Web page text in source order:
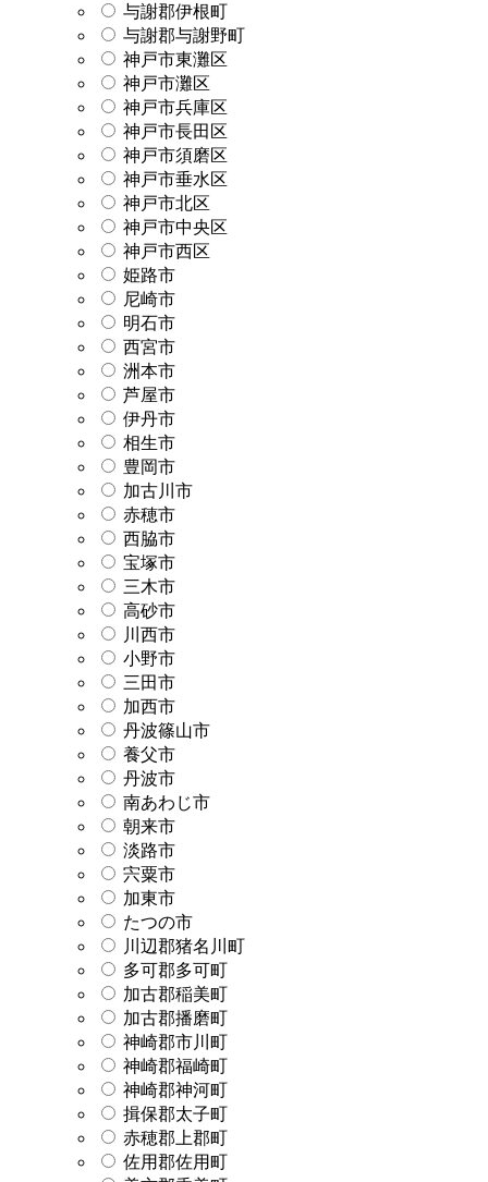
与謝郡伊根町
与謝郡与謝野町
神戸市東灘区
神戸市灘区
神戸市兵庫区
神戸市長田区
神戸市須磨区
神戸市垂水区
神戸市北区
神戸市中央区
神戸市西区
姫路市
尼崎市
明石市
西宮市
洲本市
芦屋市
伊丹市
相生市
豊岡市
加古川市
赤穂市
西脇市
宝塚市
三木市
高砂市
川西市
小野市
三田市
加西市
丹波篠山市
養父市
丹波市
南あわじ市
朝来市
淡路市
宍粟市
加東市
たつの市
川辺郡猪名川町
多可郡多可町
加古郡稲美町
加古郡播磨町
神崎郡市川町
神崎郡福崎町
神崎郡神河町
揖保郡太子町
赤穂郡上郡町
佐用郡佐用町